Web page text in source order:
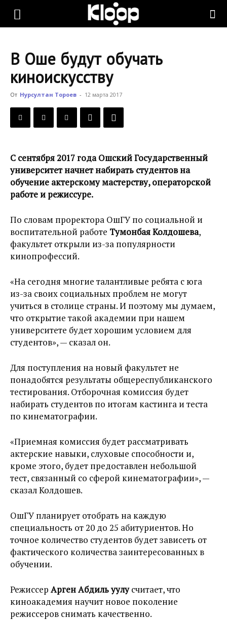
KLOOP.KG
Новости
В Оше будут обучать
киноискусству
От Нурсултан Тороев - 12 марта 2017
С сентября 2017 года Ошский Государственный
университет начнет набирать студентов на
обучение актерскому мастерству, операторской
работе и режиссуре.
По словам проректора ОшГУ по социальной и
воспитательной работе Тумонбая Колдошева,
факультет открыли из-за популярности
кинопрофессий.
«На сегодня многие талантливые ребята с юга
из-за своих социальных проблем не могут
учиться в столице страны. И поэтому мы думаем,
что открытие такой академии при нашем
университете будет хорошим условием для
студентов», — сказал он.
Для поступления на новый факультет не
понадобятся результаты общереспубликанского
тестирования. Отборочная комиссия будет
набирать студентов по итогам кастинга и теста
по кинематографии.
«Приемная комиссия будет рассматривать
актерские навыки, слуховые способности и,
кроме этого, будет предоставлен небольшой
тест, связанный со сферой кинематографии», —
сказал Колдошев.
ОшГУ планирует отобрать на каждую
специальность от 20 до 25 абитуриентов. Но
точное количество студентов будет зависеть от
фактического количества заинтересованных в
обучении.
Режиссер Арген Абдиль уулусчитает, что
киноакадемия научит новое поколение
режиссеров снимать качественно.